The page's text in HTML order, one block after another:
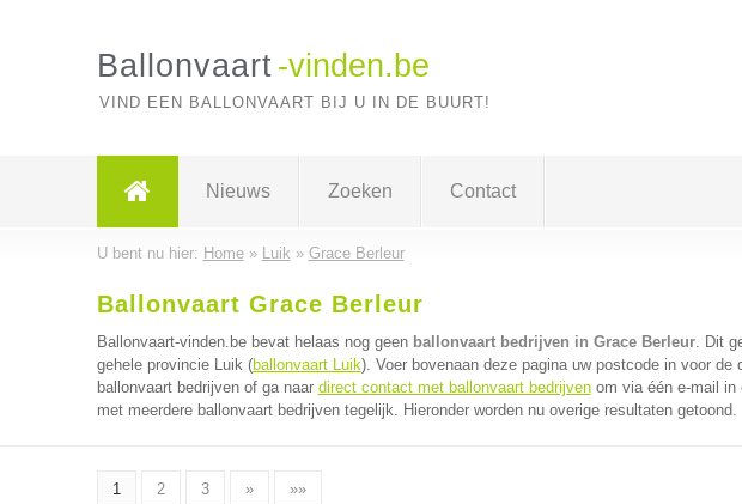
Ballonvaart -vinden.be
VIND EEN BALLONVAART BIJ U IN DE BUURT!
Nieuws Zoeken Contact
U bent nu hier: Home» Luik » Grace Berleur
Ballonvaart Grace Berleur
Ballonvaart-vinden.be bevat helaas nog geen ballonvaart bedrijven in Grace Berleur. Dit
gehele provincie Luik (ballonvaart Luik). Voer bovenaan deze pagina uw postcode in voor de
ballonvaart bedrijven of ga naar direct contact met ballonvaart bedrijvenom via één e-mail in
met meerdere ballonvaart bedrijven tegelijk. Hieronder worden nu overige resultaten getoond.
1 2 3 » »»